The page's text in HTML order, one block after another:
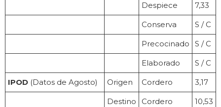
Despiece 7,33
Conserva S / C
Precocinado S / C
Elaborado S / C
IPOD (Datos de Agosto) Origen Cordero 3,17
Destino Cordero 10,53